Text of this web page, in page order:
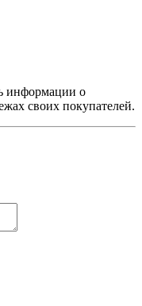
информации о
своих покупателей.